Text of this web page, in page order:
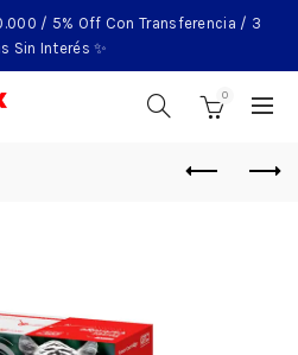
/ 5% Off Con Transferencia / 3
Sin Interés ✨
0